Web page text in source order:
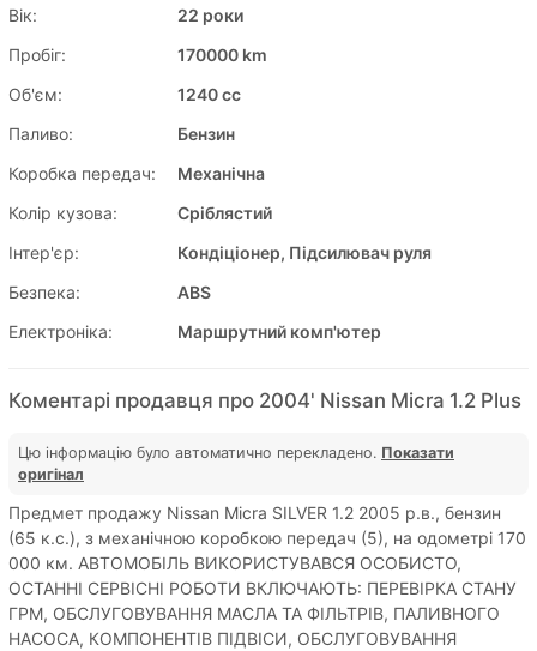
Вік:
22 роки
Пробіг:
170000 km
Об'єм:
1240 cc
Паливо:
Бензин
Коробка передач:
Механічна
Колір кузова:
Сріблястий
Інтер'єр:
Кондіціонер, Підсилювач руля
Безпека:
ABS
Електроніка:
Маршрутний комп'ютер
Коментарі продавця про 2004' Nissan Micra 1.2 Plus
Цю інформацію було автоматично перекладено. Показати
оригінал
Предмет продажу Nissan Micra SILVER 1.2 2005 р.в., бензин
(65 к.с.), з механічною коробкою передач (5), на одометрі 170
000 км. АВТОМОБІЛЬ ВИКОРИСТУВАВСЯ ОСОБИСТО,
ОСТАННІ СЕРВІСНІ РОБОТИ ВКЛЮЧАЮТЬ: ПЕРЕВІРКА СТАНУ
ГРМ, ОБСЛУГОВУВАННЯ МАСЛА ТА ФІЛЬТРІВ, ПАЛИВНОГО
НАСОСА, КОМПОНЕНТІВ ПІДВІСИ, ОБСЛУГОВУВАННЯ